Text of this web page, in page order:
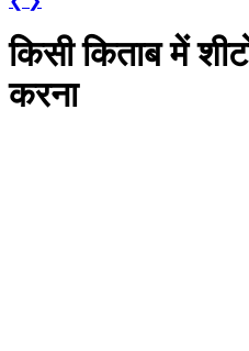
किसी किताब में
करना